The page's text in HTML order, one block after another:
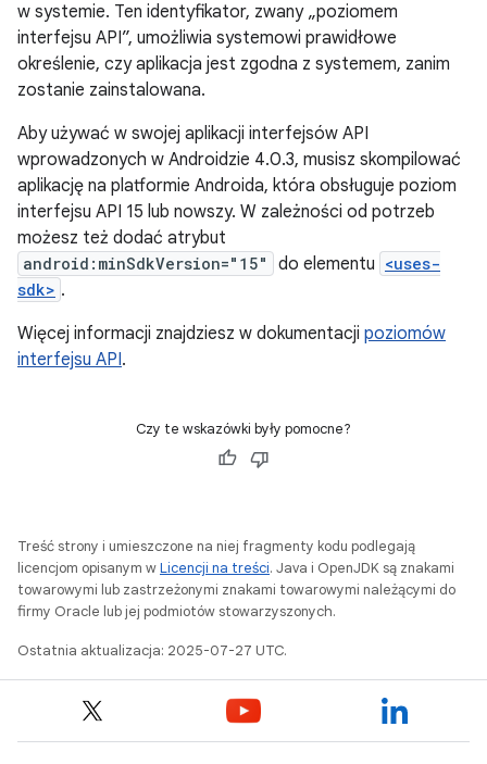
w systemie. Ten identyfikator, zwany „poziomem
interfejsu API”, umożliwia systemowi prawidłowe
określenie, czy aplikacja jest zgodna z systemem, zanim
zostanie zainstalowana.
Aby używać w swojej aplikacji interfejsów API
wprowadzonych w Androidzie 4.0.3, musisz skompilować
aplikację na platformie Androida, która obsługuje poziom
interfejsu API 15 lub nowszy. W zależności od potrzeb
możesz też dodać atrybut
android:minSdkVersion="15" do elementu <uses-
sdk> .
Więcej informacji znajdziesz w dokumentacji poziomów
interfejsu API.
Czy te wskazówki były pomocne?
Treść strony i umieszczone na niej fragmenty kodu podlegają
licencjom opisanym wLicencji na treści. Java i OpenJDK są znakami
towarowymi lub zastrzeżonymi znakami towarowymi należącymi do
firmy Oracle lub jej podmiotów stowarzyszonych.
Ostatnia aktualizacja: 2025-07-27 UTC.